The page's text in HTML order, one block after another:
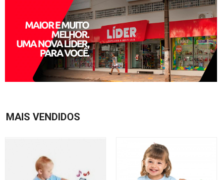
MAIS VENDIDOS